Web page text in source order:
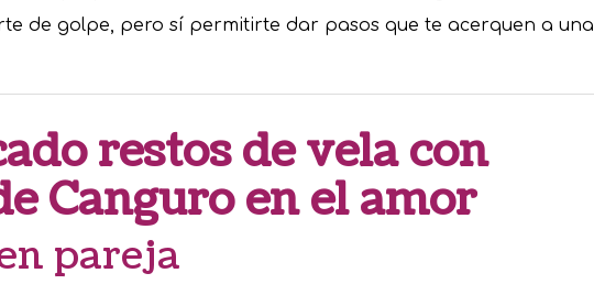
de golpe, pero sí permitirte dar pasos que te acerquen a una
restos de vela con
Canguro en el amor
pareja